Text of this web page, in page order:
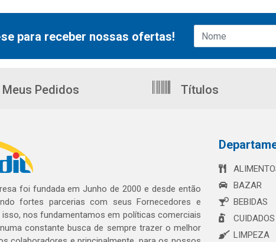
para receber nossas ofertas!
Meus Pedidos Títulos
foi fundada em Junho de 2000 e desde então
fortes parcerias com seus Fornecedores e
isso, nos fundamentamos em políticas comerciais
constante busca de sempre trazer o melhor
BAZAR
BEBIDAS
LIMPEZA